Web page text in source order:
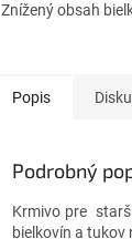
Znížený obsah
Popis
Podrobný
Krmivo pre
bielkovín a